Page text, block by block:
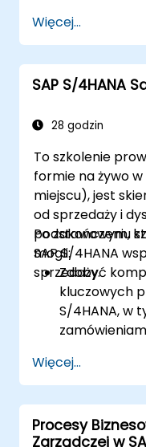
opartych na
Zarządzać
zakupami, w
dostawców.
Analizować
aplikacji SAP
związanych
Więcej...
SAP S/4HANA
28 godzin
To szkolenie
formie na żywo
miejscu), jest
od sprzedaży i
podstawowym,
SAP S/4HANA
sprzedaży.
Po zakończeniu
mogli:
Zdobyć
kluczowych
S/4HANA, w
Nauczyć się
zamówienia,
zrozumieć,
Więcej...
Procesy
Zarządczej w